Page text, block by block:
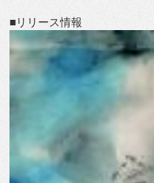
■リリース情報